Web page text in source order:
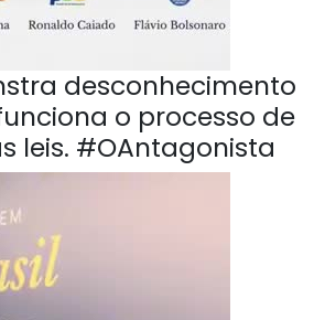
desconhecimento
o processo de
leis. #OAntagonista